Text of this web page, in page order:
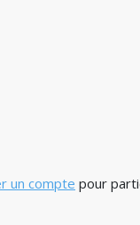
un compte pour